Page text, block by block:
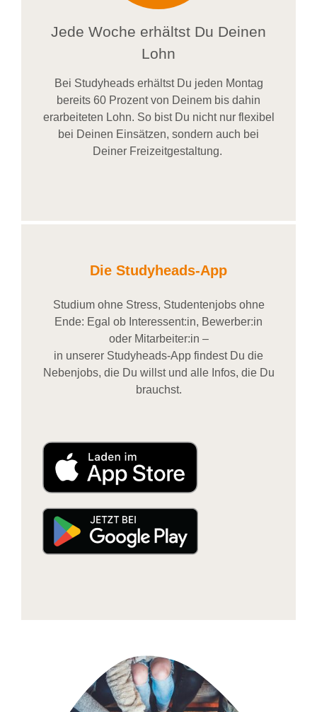
Jede Woche erhältst Du Deinen
Lohn
Bei Studyheadserhältst Du jeden Montag
bereits 60 Prozent von Deinem bis dahin
erarbeiteten Lohn. So bist Du nicht nur flexibel
bei Deinen Einsätzen, sondern auch bei
DeinerFreizeitgestaltung.
Die Studyheads-App
Studium ohne Stress, Studentenjobs ohne
Ende: Egal ob Interessent:in, Bewerber:in
oder Mitarbeiter:in –
in unserer Studyheads-App findest Du die
Nebenjobs, die Du willst und alle Infos, die Du
brauchst.